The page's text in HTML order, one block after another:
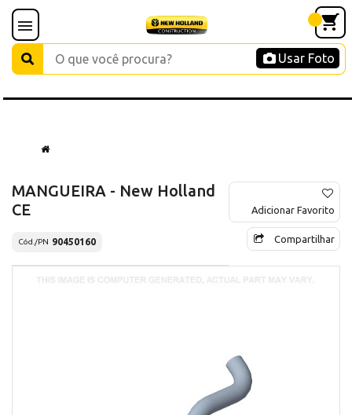
Usar Foto
MANGUEIRA - New Holland
CE
Cód./PN 90450160
Adicionar Favorito
Compartilhar